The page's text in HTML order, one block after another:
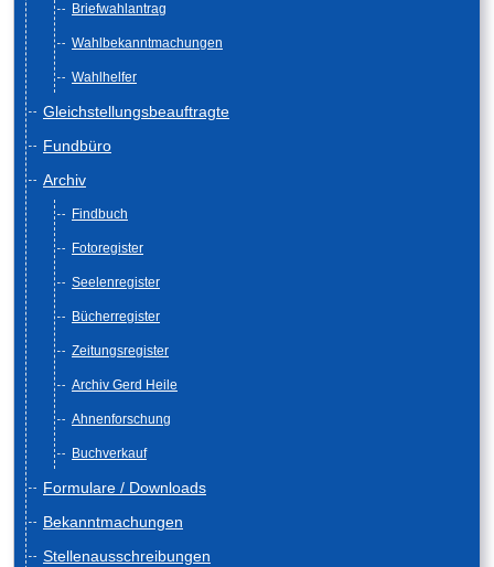
Briefwahlantrag
Wahlbekanntmachungen
Wahlhelfer
Gleichstellungsbeauftragte
Fundbüro
Archiv
Findbuch
Fotoregister
Seelenregister
Bücherregister
Zeitungsregister
Archiv Gerd Heile
Ahnenforschung
Buchverkauf
Formulare / Downloads
Bekanntmachungen
Stellenausschreibungen